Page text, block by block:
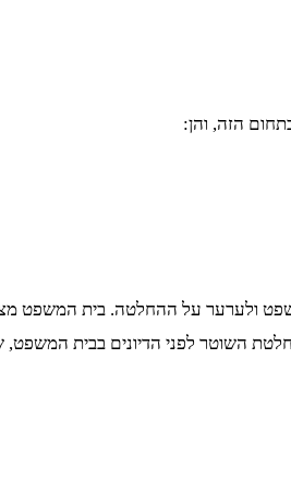
הזה, והן:
ולערער על ההחלטה. בית המשפט
השוטר לפני הדיונים בבית